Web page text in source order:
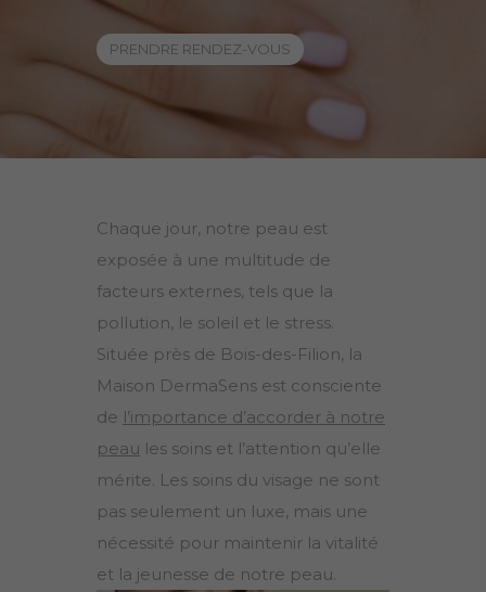
PRENDRE RENDEZ-VOUS
Chaque jour, notre peau est
exposée à une multitude de
facteurs externes, tels que la
pollution, le soleil et le stress.
Située près de Bois-des-Filion, la
Maison DermaSens est consciente
de l’importance d’accorder à notre
peau les soins et l’attention qu’elle
mérite. Les soins du visage ne sont
pas seulement un luxe, mais une
nécessité pour maintenir la vitalité
et la jeunesse de notre peau.